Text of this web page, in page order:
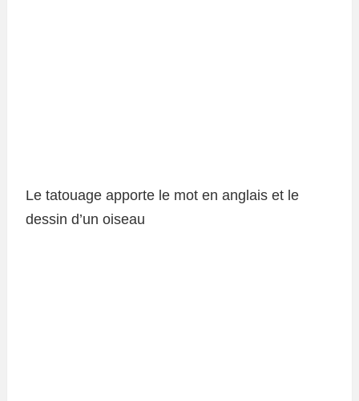
Le tatouage apporte le mot en anglais et le
dessin d’un oiseau